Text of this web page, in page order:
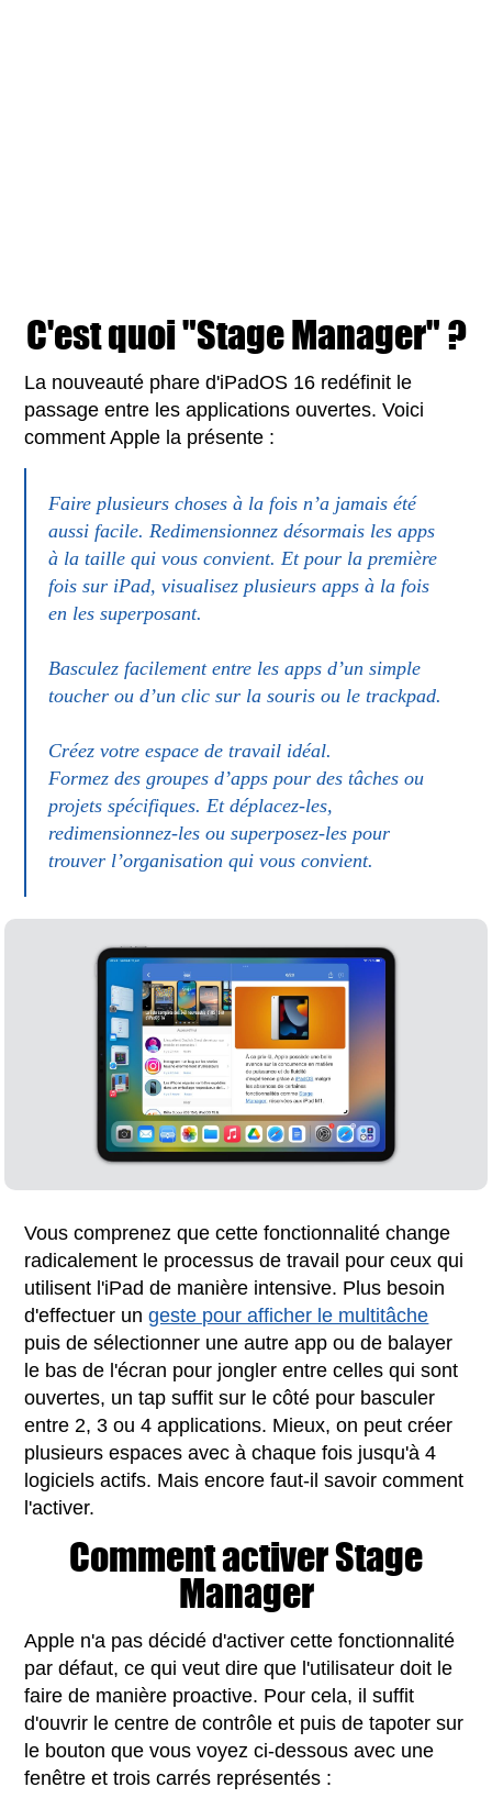
C'est quoi "Stage Manager" ?
La nouveauté phare d'iPadOS 16 redéfinit le
passage entre les applications ouvertes. Voici
comment Apple la présente :
Faire plusieurs choses à la fois n’a jamais été
aussi facile. Redimensionnez désormais les apps
à la taille qui vous convient. Et pour la première
fois sur iPad, visualisez plusieurs apps à la fois
en les superposant.
Basculez facilement entre les apps d’un simple
toucher ou d’un clic sur la souris ou le trackpad.
Créez votre espace de travail idéal.
Formez des groupes d’apps pour des tâches ou
projets spécifiques. Et déplacez-les,
redimensionnez-les ou superposez-les pour
trouver l’organisation qui vous convient.
Vous comprenez que cette fonctionnalité change
radicalement le processus de travail pour ceux qui
utilisent l'iPad de manière intensive. Plus besoin
d'effectuer ungeste pour afficher le multitâche
puis de sélectionner une autre app ou de balayer
le bas de l'écran pour jongler entre celles qui sont
ouvertes, un tap suffit sur le côté pour basculer
entre 2, 3 ou 4 applications. Mieux, on peut créer
plusieurs espaces avec à chaque fois jusqu'à 4
logiciels actifs. Mais encore faut-il savoir comment
l'activer.
Comment activer Stage
Manager
Apple n'a pas décidé d'activer cette fonctionnalité
par défaut, ce qui veut dire que l'utilisateur doit le
faire de manière proactive. Pour cela, il suffit
d'ouvrir le centre de contrôle et puis de tapoter sur
le bouton que vous voyez ci-dessous avec une
fenêtre et trois carrés représentés :